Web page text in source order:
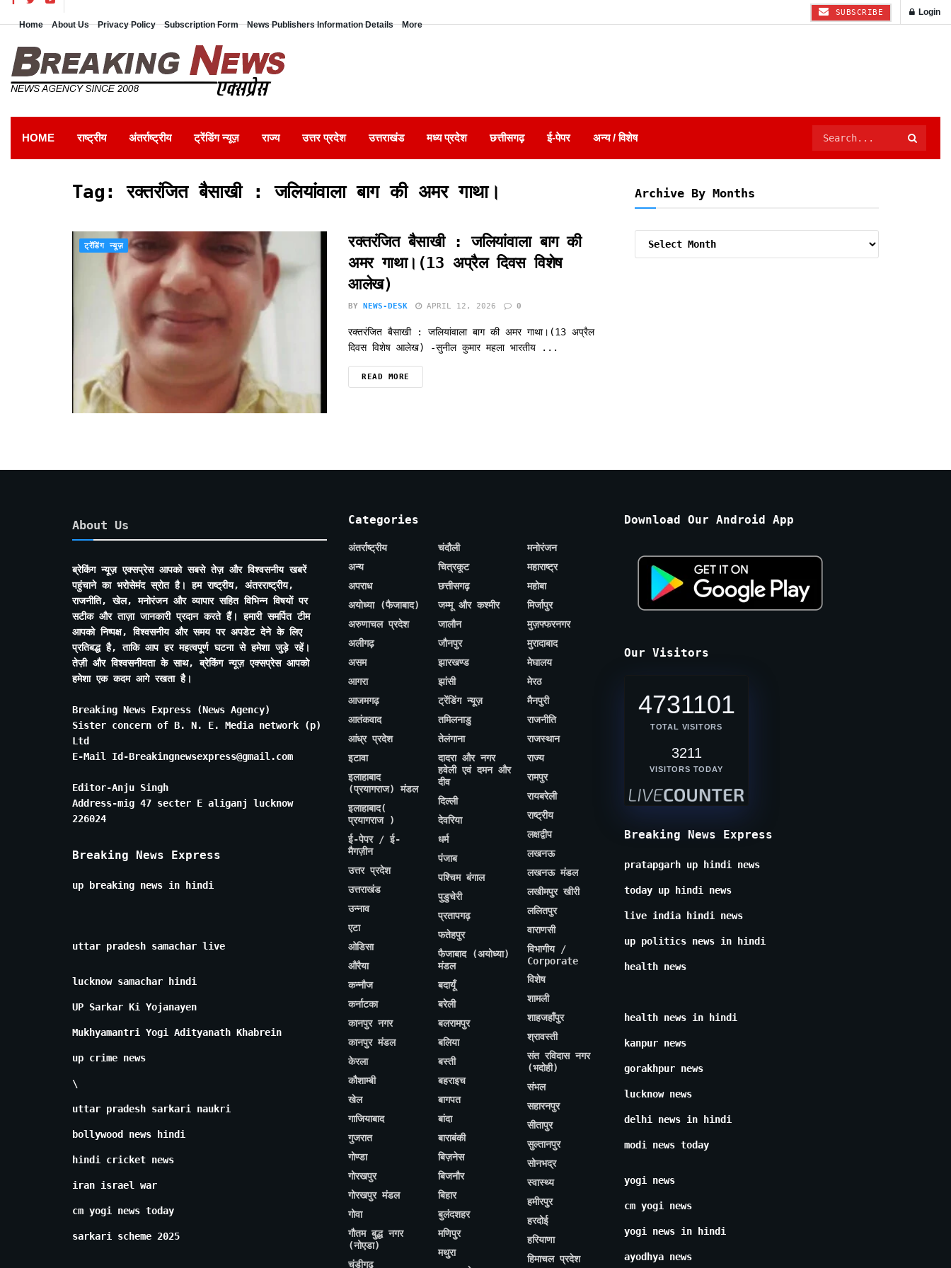
Home About Us Privacy Policy Subscription Form News Publishers Information Details More
SUBSCRIBE Login
HOME राष्ट्रीय अंतर्राष्ट्रीय ट्रेंडिंग न्यूज़ राज्य उत्तर प्रदेश उत्तराखंड मध्य प्रदेश छत्तीसगढ़ ई-पेपर अन्य / विशेष
Tag:रक्तरंजित बैसाखी : जलियांवाला बाग की अमर गाथा।
ट्रेंडिंग न्यूज़
रक्तरंजित बैसाखी : जलियांवाला बाग की
अमर गाथा।(13 अप्रैल दिवस विशेष
आलेख)
BY NEWS-DESK APRIL 12, 2026 0
रक्तरंजित बैसाखी : जलियांवाला बाग की अमर गाथा।(13 अप्रैल
दिवस विशेष आलेख) -सुनील कुमार महला भारतीय ...
READ MORE
Archive By Months
About Us
ब्रेकिंग न्यूज़ एक्सप्रेस आपको सबसे तेज़ और विश्वसनीय खबरें
पहुंचाने का भरोसेमंद स्रोत है। हम राष्ट्रीय, अंतरराष्ट्रीय,
राजनीति, खेल, मनोरंजन और व्यापार सहित विभिन्न विषयों पर
सटीक और ताज़ा जानकारी प्रदान करते हैं। हमारी समर्पित टीम
आपको निष्पक्ष, विश्वसनीय और समय पर अपडेट देने के लिए
प्रतिबद्ध है, ताकि आप हर महत्वपूर्ण घटना से हमेशा जुड़े रहें।
तेज़ी और विश्वसनीयता के साथ, ब्रेकिंग न्यूज़ एक्सप्रेस आपको
हमेशा एक कदम आगे रखता है।
Breaking News Express (News Agency)
Sister concern of B. N. E. Media network (p)
Ltd
E-Mail Id-Breakingnewsexpress@gmail.com
Editor-Anju Singh
Address-mig 47 secter E aliganj lucknow
226024
Breaking News Express
up breaking news in hindi
uttar pradesh samachar live
lucknow samachar hindi
UP Sarkar Ki Yojanayen
Mukhyamantri Yogi Adityanath Khabrein
up crime news
\
uttar pradesh sarkari naukri
bollywood news hindi
hindi cricket news
iran israel war
cm yogi news today
sarkari scheme 2025
Categories
अंतर्राष्ट्रीय
अन्य
अपराध
अयोध्या (फैजाबाद)
अरुणाचल प्रदेश
अलीगढ़
असम
आगरा
आजमगढ़
आतंकवाद
आंध्र प्रदेश
इटावा
इलाहाबाद
(प्रयागराज) मंडल
इलाहाबाद(
प्रयागराज )
ई-पेपर / ई-
मैगज़ीन
उत्तर प्रदेश
उत्तराखंड
उन्नाव
एटा
ओडिसा
औरैया
कन्नौज
कर्नाटका
कानपुर नगर
कानपुर मंडल
केरला
कौशाम्बी
खेल
गाजियाबाद
गुजरात
गोण्डा
गोरखपुर
गोरखपुर मंडल
गोवा
गौतम बुद्ध नगर
(नोएडा)
चंडीगढ़
चंदौली
चित्रकूट
छत्तीसगढ़
जम्मू और कश्मीर
जालौन
जौनपुर
झारखण्ड
झांसी
ट्रेंडिंग न्यूज़
तमिलनाडु
तेलंगाना
दादरा और नगर
हवेली एवं दमन और
दीव
दिल्ली
देवरिया
धर्म
पंजाब
पश्चिम बंगाल
पुडुचेरी
प्रतापगढ़
फतेहपुर
फैजाबाद (अयोध्या)
मंडल
बदायूँ
बरेली
बलरामपुर
बलिया
बस्ती
बहराइच
बागपत
बांदा
बाराबंकी
बिज़नेस
बिजनौर
बिहार
बुलंदशहर
मणिपुर
मथुरा
मनोरंजन
महाराष्ट्र
महोबा
मिर्जापुर
मुज़फ्फरनगर
मुरादाबाद
मेघालय
मेरठ
मैनपुरी
राजनीति
राजस्थान
राज्य
रामपुर
रायबरेली
राष्ट्रीय
लक्षद्वीप
लखनऊ
लखनऊ मंडल
लखीमपुर खीरी
ललितपुर
वाराणसी
विभागीय /
Corporate
विशेष
शामली
शाहजहाँपुर
श्रावस्ती
संत रविदास नगर
(भदोही)
संभल
सहारनपुर
सीतापुर
सुल्तानपुर
सोनभद्र
स्वास्थ्य
हमीरपुर
हरदोई
हरियाणा
हिमाचल प्रदेश
Download Our Android App
Our Visitors
4731101
TOTAL VISITORS
3211
VISITORS TODAY
Breaking News Express
pratapgarh up hindi news
today up hindi news
live india hindi news
up politics news in hindi
health news
health news in hindi
kanpur news
gorakhpur news
lucknow news
delhi news in hindi
modi news today
yogi news
cm yogi news
yogi news in hindi
ayodhya news